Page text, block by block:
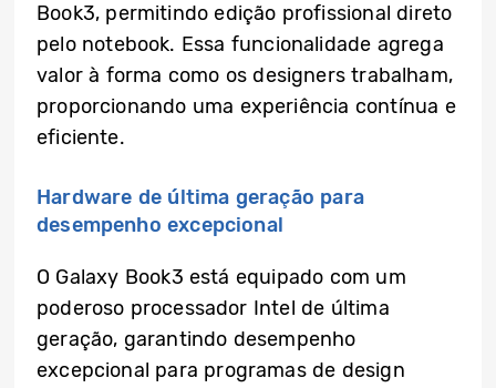
Book3, permitindo edição profissional direto
pelo notebook. Essa funcionalidade agrega
valor à forma como os designers trabalham,
proporcionando uma experiência contínua e
eficiente.
Hardware de última geração para
desempenho excepcional
O Galaxy Book3 está equipado com um
poderoso processador Intel de última
geração, garantindo desempenho
excepcional para programas de design